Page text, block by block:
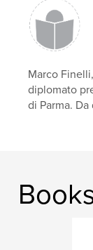
Publish Date:
Language
Keywords
All Around
photography
Marco
diplomato
di Parma.